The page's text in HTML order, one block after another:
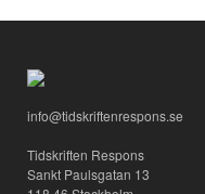
info@tidskriftenrespons.se
Tidskriften Respons
Sankt Paulsgatan 13